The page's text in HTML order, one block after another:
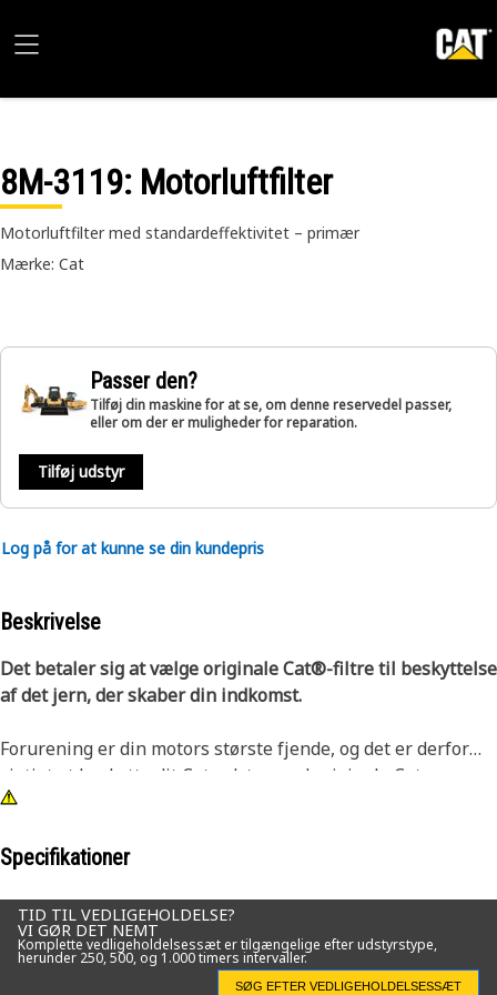
8M-3119: Motorluftfilter
Motorluftfilter med standardeffektivitet – primær
Mærke: Cat
Passer den?
Tilføj din maskine for at se, om denne reservedel passer,
eller om der er muligheder for reparation.
Tilføj udstyr
Log på for at kunne se din kundepris
Beskrivelse
Det betaler sig at vælge originale Cat®-filtre til beskyttelse
af det jern, der skaber din indkomst.
Forurening er din motors største fjende, og det er derfor
vigtigt at beskytte dit Cat-udstyr med originale Cat-
filterelementer. Med Cat's primære motorluftfiltre med
normale driftsanvendelser, hvilket giver øget
Cat-luftfiltre har en lang levetid, yder enestående filtrering
og er samtidig miljøvenlige og omkostningseffektive.
Originale Cat-filtre er designet til de nøjagtige
Specifikationer
TID TIL VEDLIGEHOLDELSE?
VI GØR DET NEMT
Komplette vedligeholdelsessæt er tilgængelige efter udstyrstype,
herunder 250, 500, og 1.000 timers intervaller.
SØG EFTER VEDLIGEHOLDELSESSÆT